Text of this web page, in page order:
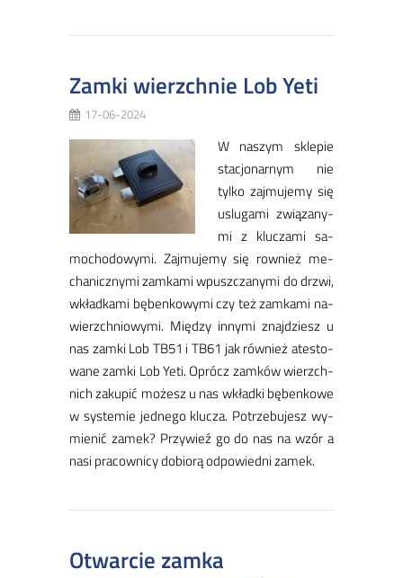
Zamki wierzchnie Lob Yeti
17-06-2024
W na­szym skle­pie
sta­cjo­nar­nym nie
tyl­ko zaj­mu­je­my się
uslu­ga­mi zwią­za­ny­
mi z klu­cza­mi sa­
mo­cho­do­wy­mi. Zaj­mu­je­my się row­nież me­
cha­nicz­ny­mi zam­ka­mi wpusz­cza­ny­mi do drzwi,
wkład­ka­mi bę­ben­ko­wy­mi czy też zam­ka­mi na­
wierzch­nio­wy­mi. Mię­dzy in­ny­mi znaj­dziesz u
nas zam­ki Lob TB51 i TB61 jak rów­nież ate­sto­
wa­ne zam­ki Lob Ye­ti. Oprócz zam­ków wierzch­
nich za­ku­pić mo­żesz u nas wkład­ki bę­ben­ko­we
w sys­te­mie jed­ne­go klu­cza. Po­trze­bu­jesz wy­
mie­nić za­mek? Przy­wieź go do nas na wzór a
na­si pra­cow­ni­cy do­bio­rą od­po­wied­ni za­mek.
Otwarcie zamka